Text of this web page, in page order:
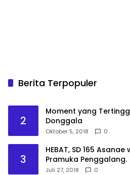
Berita Terpopuler
2
Moment yang
Donggala
Oktober 5, 2018 0
3
HEBAT, SD 165
Pramuka Penggalang.
Juli 27, 2018 0